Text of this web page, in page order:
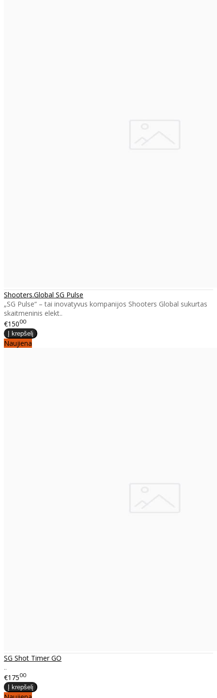
Shooters.Global SG Pulse
„SG Pulse“ – tai inovatyvus kompanijos Shooters Global sukurtas
skaitmeninis elekt..
€15000
Naujiena
SG Shot Timer GO
..
€17500